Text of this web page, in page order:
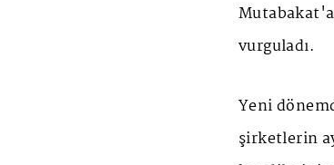
Mutabakat'a
vurguladı.
Yeni
şirketlerin